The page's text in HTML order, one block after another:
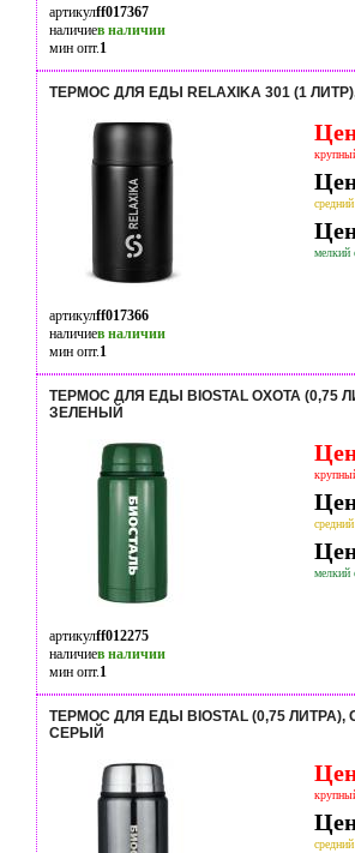
артикулff017367
наличиев наличии
мин опт.1
ТЕРМОС ДЛЯ ЕДЫ RELAXIKA 301 (1
мелкий
артикулff017366
наличиев наличии
мин опт.1
ТЕРМОС ДЛЯ ЕДЫ BIOSTAL ОХОТА (0,75
ЗЕЛЕНЫЙ
мелкий
артикулff012275
наличиев наличии
мин опт.1
ТЕРМОС ДЛЯ ЕДЫ BIOSTAL (0,75
СЕРЫЙ